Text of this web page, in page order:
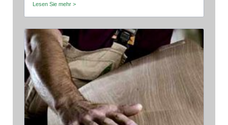
Lesen Sie mehr >